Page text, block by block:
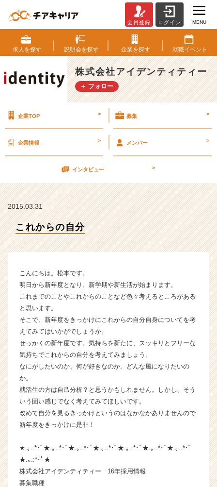
れ
か
ら
の
自
分
社
デ
ン
の
イ
ラ
イ
|
ン
チ
ャ
ー・
成
業
か
ら
ス
ウ
届
会員登録 ログイン MENU
求人を探す 説明会を探す 企業を探す 就職イベント
株式会社アイデンティティー
＋ フォロー
企業TOP > 募集 >
企業情報 > メンバー >
インタビュー >
2015.03.31
これからの自分
こんにちは。松本です。
明日から新年度となり、新学期や新生活が始まります。
これまでのことやこれからのことなど色々考えるところがある
と思います。
そこで、新年度をきっかけにこれからの自分自身についてを考
えてみてはいかがでしょうか。
せっかくの新年度です。気持ちを新たに、スッキリとフリーな
気持ちでこれからの自分を考えてみましょう。
なにがしたいのか、何が好きなのか。どんな風になりたいの
か。
就活生の方は自己分析？と思うかもしれません。しかし、そう
いう固い感じでなく考えてみてほしいです。
改めて自分を見るきっかけというのはなかなかありませんので
新年度をきっかけに是非！
★.｡.:*･ﾟ★.｡.:*･ﾟ★.｡.:*･ﾟ★.｡.:*･ﾟ★.｡.:*･ﾟ★.｡.:*･ﾟ★.｡.:*･ﾟ
★.｡.:*･ﾟ★
株式会社アイデンティティー 16年採用情報
募集職種